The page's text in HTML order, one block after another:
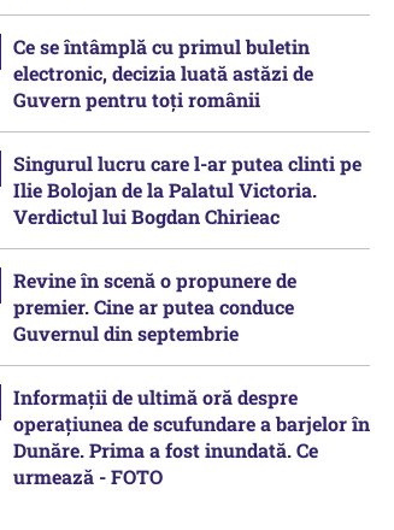
Ce se întâmplă cu primul buletin
electronic, decizia luată astăzi de
Guvern pentru toți românii
Singurul lucru care l-ar putea clinti pe
Ilie Bolojan de la Palatul Victoria.
Verdictul lui Bogdan Chirieac
Revine în scenă o propunere de
premier. Cine ar putea conduce
Guvernul din septembrie
Informații de ultimă oră despre
operațiunea de scufundare a barjelor în
Dunăre. Prima a fost inundată. Ce
urmează - FOTO